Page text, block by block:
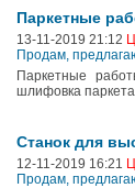
Паркетные
13-11-2019 21:12
Продам,
Паркетные
шлифовка
Станок для
12-11-2019 16:21
Продам,